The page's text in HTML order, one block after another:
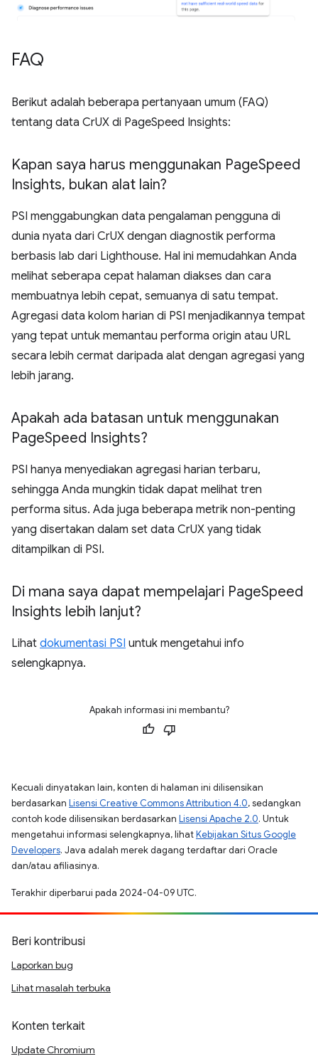
FAQ
Berikut adalah beberapa pertanyaan umum (FAQ)
tentang data CrUX di PageSpeed Insights:
Kapan saya harus menggunakan PageSpeed
Insights, bukan alat lain?
PSI menggabungkan data pengalaman pengguna di
dunia nyata dari CrUX dengan diagnostik performa
berbasis lab dari Lighthouse. Hal ini memudahkan Anda
melihat seberapa cepat halaman diakses dan cara
membuatnya lebih cepat, semuanya di satu tempat.
Agregasi data kolom harian di PSI menjadikannya tempat
yang tepat untuk memantau performa origin atau URL
secara lebih cermat daripada alat dengan agregasi yang
lebih jarang.
Apakah ada batasan untuk menggunakan
PageSpeed Insights?
PSI hanya menyediakan agregasi harian terbaru,
sehingga Anda mungkin tidak dapat melihat tren
performa situs. Ada juga beberapa metrik non-penting
yang disertakan dalam set data CrUX yang tidak
ditampilkan di PSI.
Di mana saya dapat mempelajari PageSpeed
Insights lebih lanjut?
Lihat dokumentasi PSI untuk mengetahui info
selengkapnya.
Apakah informasi ini membantu?
Kecuali dinyatakan lain, konten di halaman ini dilisensikan
berdasarkan Lisensi Creative Commons Attribution 4.0, sedangkan
contoh kode dilisensikan berdasarkan Lisensi Apache 2.0. Untuk
mengetahui informasi selengkapnya, lihatKebijakan Situs Google
Developers. Java adalah merek dagang terdaftar dari Oracle
dan/atau afiliasinya.
Terakhir diperbarui pada 2024-04-09 UTC.
Beri kontribusi
Laporkan bug
Lihat masalah terbuka
Konten terkait
Update Chromium